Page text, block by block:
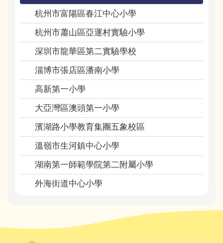
杭州市富陽區春江中心小學
杭州市蕭山區亞運村實驗小學
深圳市龍華區第二實驗學校
淄博市張店區潘南小學
高新第一小學
大亞灣區澳頭第一小學
濱湖路小學教育集團五象校區
溫嶺市生河鎮中心小學
湖南第一師範學院第二附屬小學
外海街道中心小學